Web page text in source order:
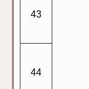
43
44